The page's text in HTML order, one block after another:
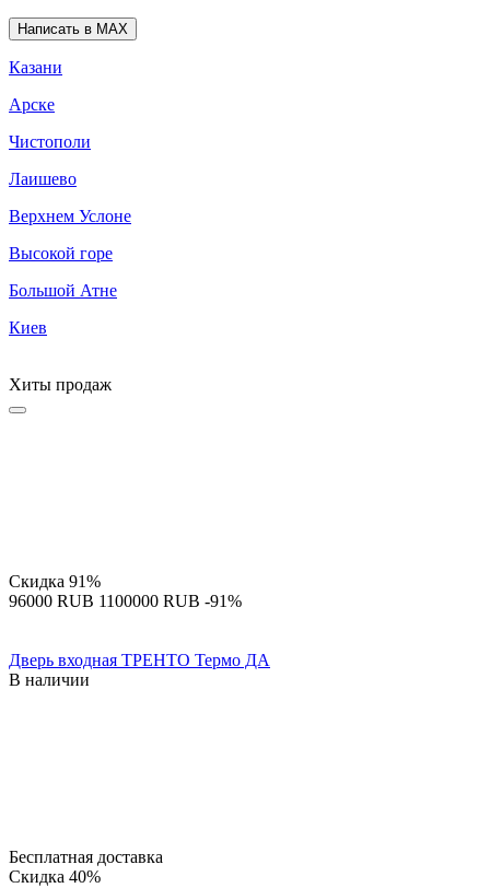
Написать в MAX
Казани
Арске
Чистополи
Лаишево
Верхнем Услоне
Высокой горе
Большой Атне
Киев
Хиты продаж
Скидка 91%
‍96000‍ RUB ‍1100000‍ RUB -91%
Дверь входная ТРЕНТО Термо ДА
В наличии
Бесплатная доставка
Скидка 40%